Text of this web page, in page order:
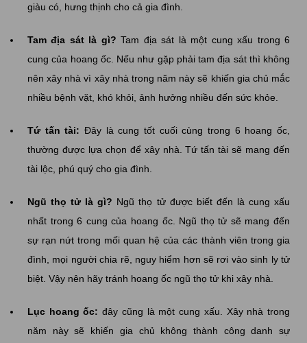
giàu có, hưng thịnh cho cả gia đình.
Tam địa sát là gì? Tam địa sát là một cung xấu trong 6
cung của hoang ốc. Nếu như gặp phải tam địa sát thì không
nên xây nhà vì xây nhà trong năm này sẽ khiến gia chủ mắc
nhiều bệnh vặt, khó khỏi, ảnh hưởng nhiều đến sức khỏe.
Tứ tấn tài: Đây là cung tốt cuối cùng trong 6 hoang ốc,
thường được lựa chọn để xây nhà. Tứ tấn tài sẽ mang đến
tài lộc, phú quý cho gia đình.
Ngũ thọ tử là gì? Ngũ thọ tử được biết đến là cung xấu
nhất trong 6 cung của hoang ốc. Ngũ thọ tử sẽ mang đến
sự rạn nứt trong mối quan hệ của các thành viên trong gia
đình, mọi người chia rẽ, nguy hiểm hơn sẽ rơi vào sinh ly tử
biệt. Vậy nên hãy tránh hoang ốc ngũ thọ tử khi xây nhà.
Lục hoang ốc: đây cũng là một cung xấu. Xây nhà trong
năm này sẽ khiến gia chủ không thành công danh sự